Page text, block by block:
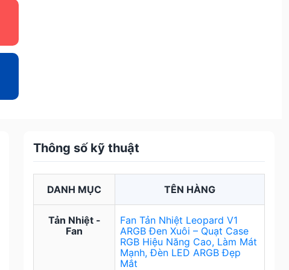
Thông số kỹ thuật
DANH MỤC TÊN HÀNG
Tản Nhiệt -
Fan
Fan Tản Nhiệt Leopard V1
ARGB Đen Xuôi – Quạt Case
RGB Hiệu Năng Cao, Làm Mát
Mạnh, Đèn LED ARGB Đẹp
Mắt